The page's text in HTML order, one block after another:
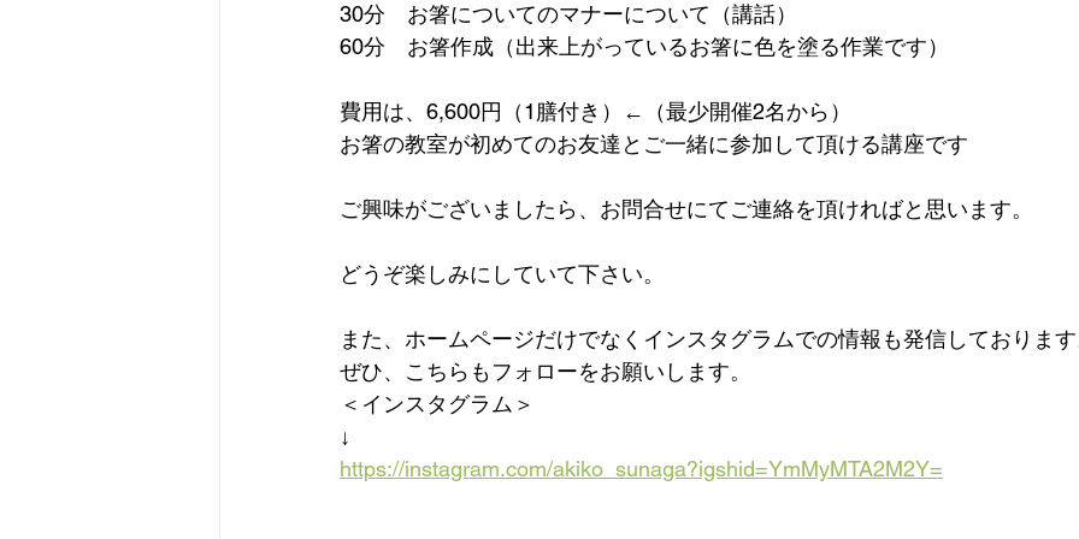
30分　お箸についてのマナーについて（講話）
60分　お箸作成（出来上がっているお箸に色を塗る作業です）
費用は、6,600円（1膳付き）←（最少開催2名から）
お箸の教室が初めてのお友達とご一緒に参加して頂ける講座です
ご興味がございましたら、お問合せにてご連絡を頂ければと思います。
どうぞ楽しみにしていて下さい。
また、ホームページだけでなくインスタグラムでの情報も発信しておりま
ぜひ、こちらもフォローをお願いします。
＜インスタグラム＞
↓
https://instagram.com/akiko_sunaga?igshid=YmMyMTA2M2Y=